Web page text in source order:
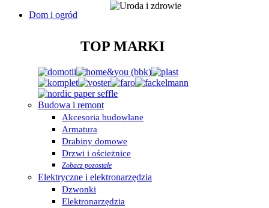
Dom i ogród
TOP MARKI
Budowa i remont
Akcesoria budowlane
Armatura
Drabiny domowe
Drzwi i ościeżnice
Zobacz pozostałe
Elektryczne i elektronarzędzia
Dzwonki
Elektronarzędzia